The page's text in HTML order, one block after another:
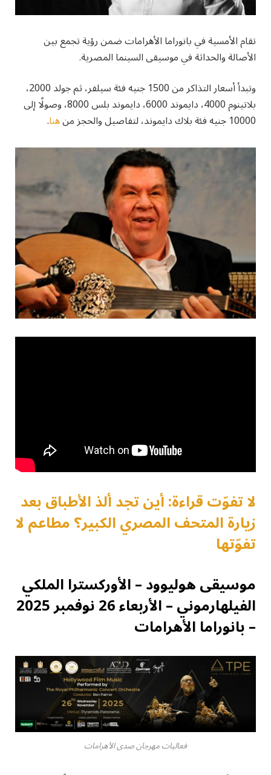
تقام الأمسية في بانوراما الأهرامات ضمن رؤية تجمع بين
الأصالة والحداثة في موسيقى السينما المصرية.
وتبدأ أسعار التذاكر من 1500 جنيه فئة سيلفر، ثم جولد 2000،
بلاتينوم 4000، دايموند 6000، دايموند بلس 8000، وصولًا إلى
10000 جنيه فئة بلاك دايموند، لتفاصيل والحجز من هنا.
لا تفوّت قراءة: أين تجد ألذ الأطباق بعد
زيارة المتحف المصري الكبير؟ مطاعم لا
تفوّتها
موسيقى هوليوود – الأوركسترا الملكي
الفيلهارموني – الأربعاء 26 نوفمبر 2025
– بانوراما الأهرامات
فعاليات مهرجان صدى الأهرامات